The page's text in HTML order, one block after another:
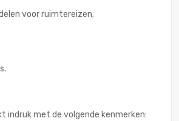
voor ruimtereizen;
indruk met de volgende kenmerken: